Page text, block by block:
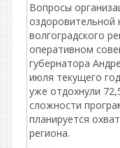
Вопросы
оздоровительной
волгоградского
оперативном
губернатора
июля текущего
уже отдохнули
сложности
планируется
региона.